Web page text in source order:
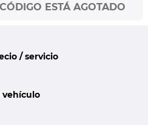
ESTÁ AGOTADO
/ servicio
vehículo